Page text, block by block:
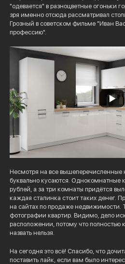
"одевается" в разноцветные огоньки
зря именно отсюда рассматривал
Грозный в советском фильме "Иван
профессию".
Несмотря на все вышеперечисленные
буквально кусаются. Однокомнатные
рублей, а за три комнаты придётся
каждая сталинка стоит таких денег.
на сайтах по продаже
фотографии квартир. Видимо, дело
расположении, потому что
назвать нельзя.
На сегодня это всё! Спасибо, что
поставить лайк, если вам было